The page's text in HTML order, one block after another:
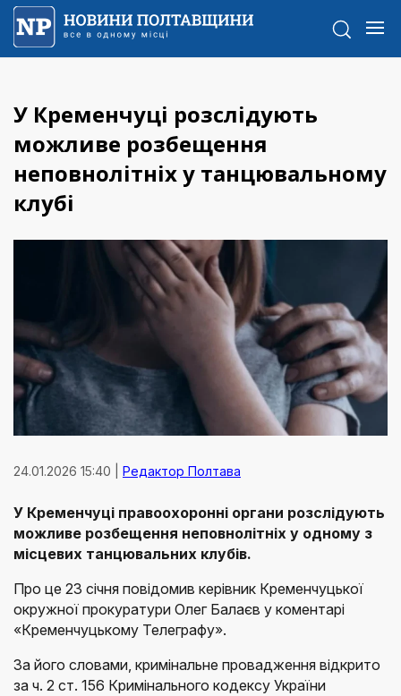
У Кременчуці розслідують
можливе розбещення
неповнолітніх у танцювальному
клубі
24.01.2026 15:40 | Редактор Полтава
У Кременчуці правоохоронні органи розслідують
можливе розбещення неповнолітніх у одному з
місцевих танцювальних клубів.
Про це 23 січня повідомив керівник Кременчуцької
окружної прокуратури Олег Балаєв у коментарі
«Кременчуцькому Телеграфу».
За його словами, кримінальне провадження відкрито
за ч. 2 ст. 156 Кримінального кодексу України